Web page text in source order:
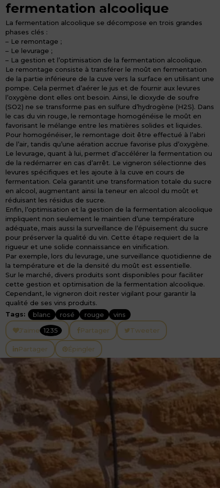
fermentation alcoolique
La fermentation alcoolique se décompose en trois grandes
phases clés :
– Le remontage ;
– Le levurage ;
– La gestion et l’optimisation de la fermentation alcoolique.
Le remontage consiste à transférer le moût en fermentation
de la partie inférieure de la cuve vers la surface en utilisant une
pompe. Cela permet d’aérer le jus et de fournir aux levures
l’oxygène dont elles ont besoin. Ainsi, le dioxyde de soufre
(SO2) ne se transforme pas en sulfure d’hydrogène (H2S). Dans
le cas du vin rouge, le remontage homogénéise le moût en
favorisant le mélange entre les matières solides et liquides.
Pour homogénéiser, le remontage doit être effectué à l’abri
de l’air, tandis qu’une aération accrue favorise plus d’oxygène.
Le levurage, quant à lui, permet d’accélérer la fermentation ou
de la redémarrer en cas d’arrêt. Le vigneron sélectionne des
levures spécifiques et les ajoute à la cuve en cours de
fermentation. Cela garantit une transformation totale du sucre
en alcool, augmentant ainsi la teneur en alcool du moût et
réduisant les résidus de sucre.
Enfin, l’optimisation et la gestion de la fermentation alcoolique
impliquent non seulement le maintien d’une température
adéquate, mais aussi la surveillance de l’épuisement du sucre
pour préserver la qualité du vin. Cette étape requiert de la
rigueur et une solide connaissance en vinification.
Par exemple, lors du levurage, une surveillance quotidienne de
la température et de la densité du moût est essentielle.
Sur le marché, divers produits sont disponibles pour faciliter
cette gestion et optimisation de la fermentation alcoolique.
Cependant, le vigneron doit rester vigilant pour garantir la
qualité de ses vins produits.
Tags:
blanc rosé rouge
vins
J'aime 1235 Partager Tweeter
Partager Épingler